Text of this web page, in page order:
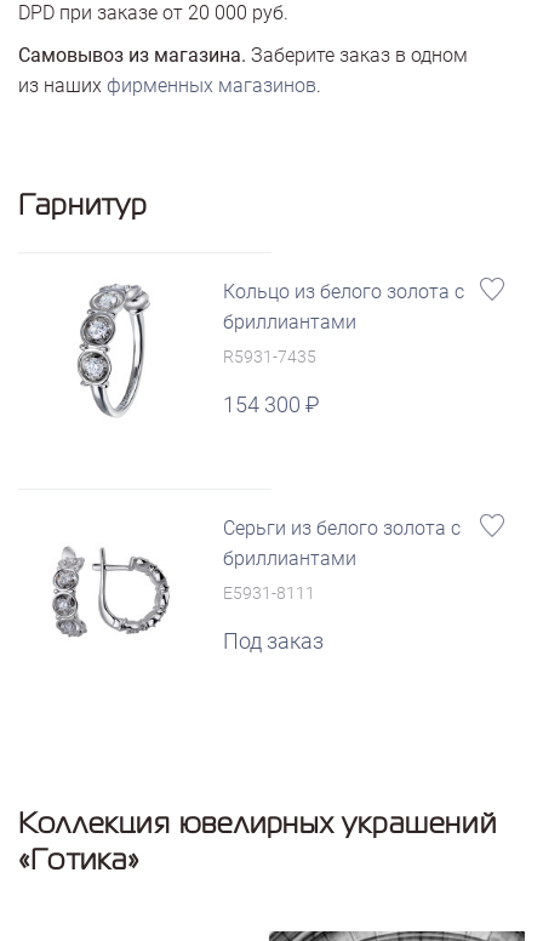
DPD при заказе от 20 000 руб.
Самовывоз из магазина. Заберите заказ в одном
из наших фирменных магазинов.
Гарнитур
Кольцо из белого золота с
бриллиантами
R5931-7435
154 300
Серьги из белого золота с
бриллиантами
E5931-8111
Под заказ
Коллекция ювелирных украшений
«Готика»